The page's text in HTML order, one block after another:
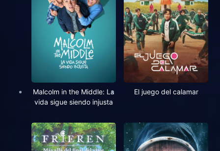
Malcolm in the Middle: La
vida sigue siendo injusta
El juego del calamar